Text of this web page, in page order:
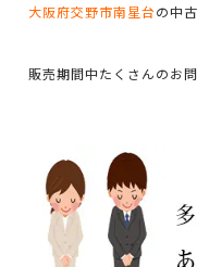
大阪府交野市南星台の中
販売期間中たくさんのお